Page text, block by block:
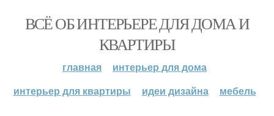
ВСЁ ОБ ИНТЕРЬЕРЕ ДЛЯ ДОМА И
КВАРТИРЫ
главная
интерьер для дома
интерьер для квартиры
идеи дизайна мебель